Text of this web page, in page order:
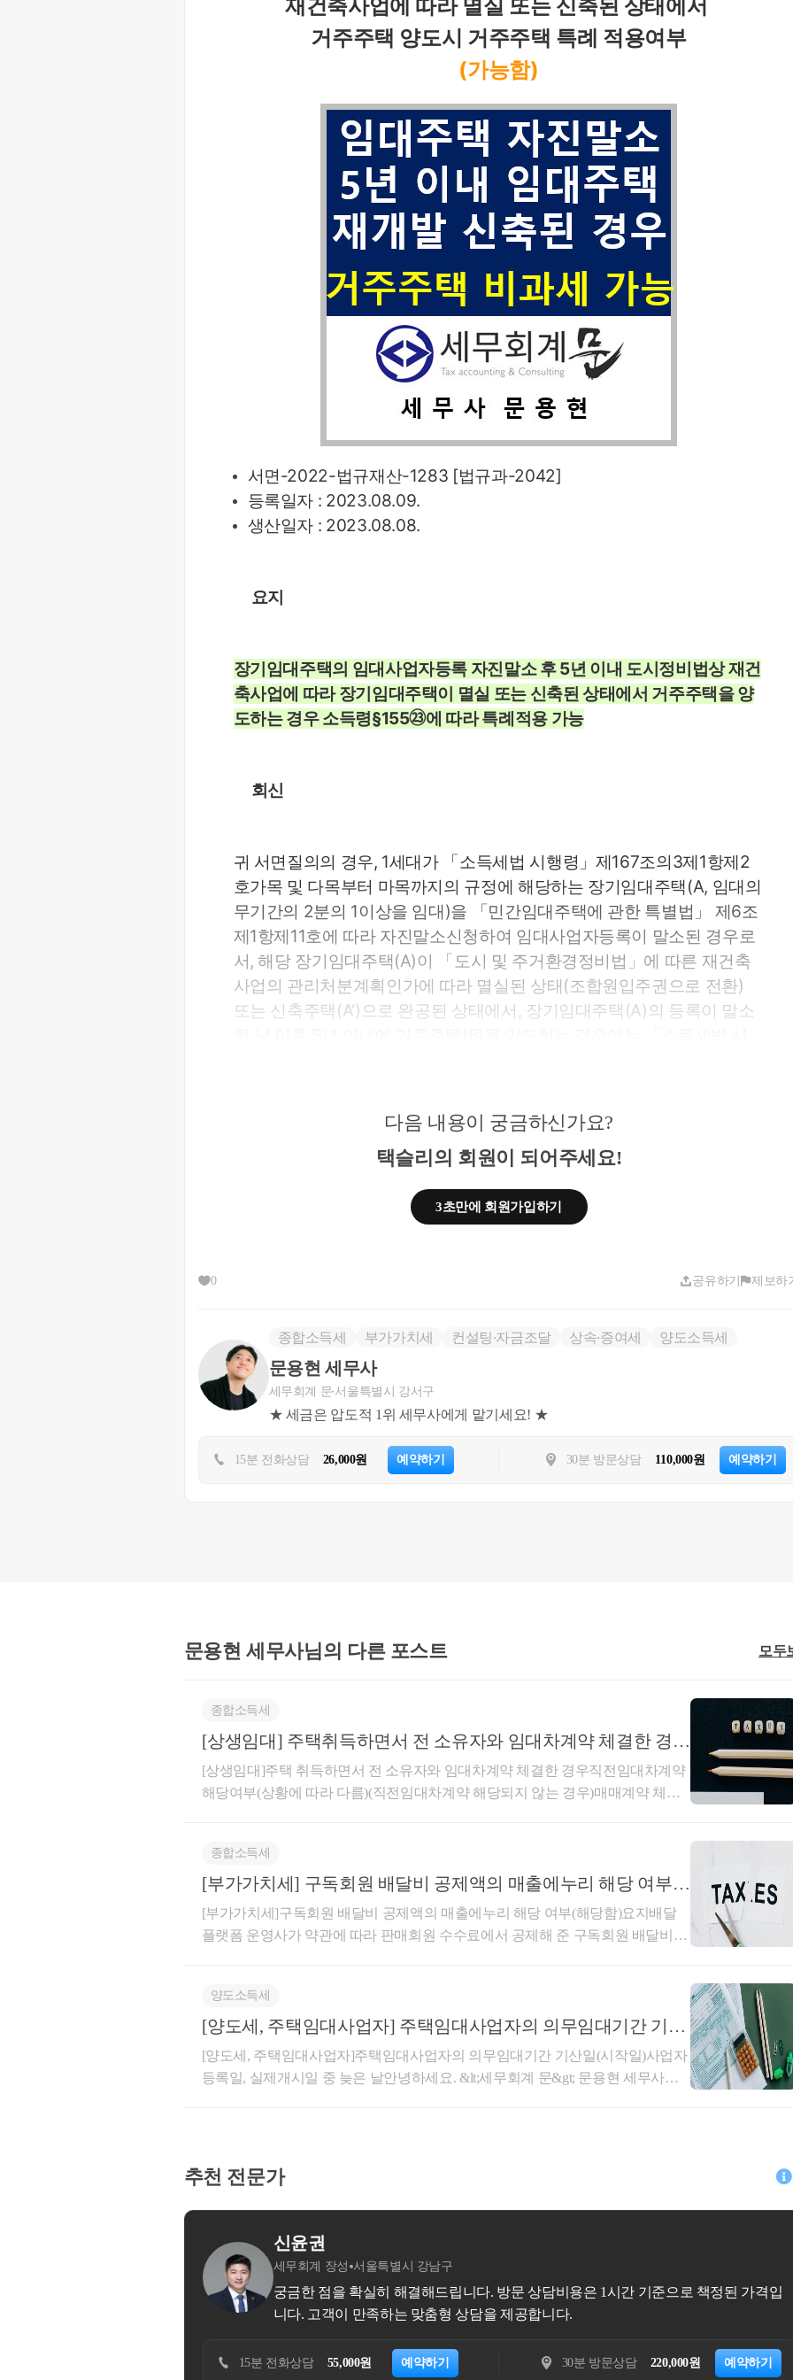
재건축사업에 따라 멸실 또는 신축된 상태에서
거주주택 양도시 거주주택 특례 적용여부
(가능함)
서면-2022-법규재산-1283 [법규과-2042]
등록일자 : 2023.08.09.
생산일자 : 2023.08.08.
요지
장기임대주택의 임대사업자등록 자진말소 후 5년 이내 도시정비법상 재건
축사업에 따라 장기임대주택이 멸실 또는 신축된 상태에서 거주주택을 양
도하는 경우 소득령§155㉓에 따라 특례적용 가능
회신
귀 서면질의의 경우, 1세대가 「소득세법 시행령」제167조의3제1항제2
호가목 및 다목부터 마목까지의 규정에 해당하는 장기임대주택(A, 임대의
무기간의 2분의 1이상을 임대)을 「민간임대주택에 관한 특별법」 제6조
제1항제11호에 따라 자진말소신청하여 임대사업자등록이 말소된 경우로
서, 해당 장기임대주택(A)이 「도시 및 주거환경정비법」에 따른 재건축
사업의 관리처분계획인가에 따라 멸실된 상태(조합원입주권으로 전환)
또는 신축주택(A‘)으로 완공된 상태에서, 장기임대주택(A)의 등록이 말소
1. 사실관계
○’09년 구 A주택 취득
○’17년 B주택 취득
＊ 소득령§155⑳의 거주주택 요건 충족 전제
○ ’18.3월 구 A주택 주택임대사업자등록(준공공, 8년)
- 이후 장기임대주택(A)이 멸실되거나 신축(준공)되더라도 자진말소일
특례가 적용되는지 여부
도움이 되셨길 바랍니다. 감사합니다.
좋은 하루 보내세요!
★ 전화상담 및 방문상담은 직접 02-6403-9250으로 전화를 주시거나
cta_moonyh@naver.com 으로 연락을 주시면 됩니다!
★ 주요 경력
- 전문가 플랫폼 '아하커넥츠' 상담 및 후기 1위 (약 500건 이상 상담)
- KB금융 콘텐츠 필진
- 한국경제필진
- 서울시 마을세무사
- ㈜현대중공업 세무기획팀
다음 내용이 궁금하신가요?
택슬리의 회원이 되어주세요!
3초만에 회원가입하기
0 공유하기 제보하
종합소득세 부가가치세 컨설팅∙자금조달 상속∙증여세 양도소득세
문용현 세무사
세무회계 문 서울특별시 강서구
★ 세금은 압도적 1위 세무사에게 맡기세요! ★
15분 전화상담 26,000원 예약하기 30분 방문상담 110,000원 예약하기
문용현 세무사님의 다른 포스트 모두
종합소득세
[상생임대] 주택취득하면서 전 소유자와 임대차계약 체결한 경우
직전임대차계약 해당여부(상황에 따라 다름)
[상생임대]주택 취득하면서 전 소유자와 임대차계약 체결한 경우직전임대차계약
해당여부(상황에 따라 다름)(직전임대차계약 해당되지 않는 경우)매매계약 체결
체결한 후 임대차계약을 체결한 경우로서 주택 취득일 이후 임대기간이 개시되더
라도 주택 취득(잔금 청산) 전에 임차인과 체결한 임대차계약은 직전임대차계약
에 해당하지 않는 것임답변내용귀 사전답변 신청의 사실관계와 같이,1세대가 주
택을 취득하는 매매계약 체결 이후주택 취득 전에 매수인이 임대인이 되고 전 소
유자(매도인)가 임차인이 되는 별도의 임대차계약을 체결하고 주택 취득과 동시
세법 시행령」 제155조의3제1항에 따른 직전임대차계약에 해당하는지 여부에 관
랍니다.○ 기획재정부 재산세제과-1440, 2022.11.17.주택 매매계약 체결한 후 임대
차계약을 체결한 경우로서 주택 취득일 이후 임대기간이 개시되는 경우 임대인이
주택 취득 전에 임차인과 작성한 임대차계약이 「소득세법 시행령」 제155조의3
차계약 체결 - 임대기간 : ’22.2.28. ~ ’24.2.27., 임대보증금 : 1,050백만원 * 특약사항
으로 매도인이 보증금 10.5억원에 2년간 전세 거주○ ’23.11.04. 2차 임대차계약 체
결 - 임대기간 : ’24.2.28. ~ ’26.2.27., 임대보증금 : 900백만원○ ’26.2.27. A주택 양도
예정2. 질의내용○매매계약 체결 이후 잔금 지급 전에 양수인이 임대인으로서 전
소유자(매도인)와 별도의 임대차계약을 체결하고 주택 취득과 동시에 임대차 기
간이 시작되어 실제 1년 6개월 이상을 임대한 경우, - 해당 계약이 상생임대주택
특례의 직전임대차계약에 해당하는지 여부(직전임대차계약 해당되는 경우)주택
을 취득하면서 해당 주택의 전 소유자와체결한 임대차 계약이 직전 임대차계약에
해당하는지 여부서면-2022-법규재산-4083 [법규과-3154]등록일자 : 2022.11.18.생
산일자 : 2022.11.02.요지주택을 취득하면서 해당 주택의 전 소유자와 체결한 임대
종합소득세
[부가가치세] 구독회원 배달비 공제액의 매출에누리 해당 여부
(해당함)
[부가가치세]구독회원 배달비 공제액의 매출에누리 해당 여부(해당함)요지배달
플랫폼 운영사가 약관에 따라 판매회원 수수료에서 공제해 준 구독회원 배달비
간의 주문･판매 거래를 중개･지원하고 판매회원으로부터 수수료를 지급받는 거
래로서, 판매회원과의 이용약관에 따라 판매회원에 청구할 수수료에서 구매회원
액은 용역 공급 조건에 따라 통상의 대가에서 직접 깎아주는 금액으로서 부가가
치세법 제29조 제5항 제1호의 ‘매출에누리’에 해당하여 질의법인의 부가가치세
서비스에 대한 대가로 판매회원으로부터 음식가격 대비 일정 요율의 서비스 이용
매회원으로부터 배달료를 수취하여 판매회원에게 전달] 및 Own Delivery(OD)의 2
가지 유형으로 구분됨○신청인은 구매회원이 월 0,000원(이하 ‘구독료’)을 지불하
면 당월 주문 중 건당 최소주문금액(00,000원)이상 주문에 대해 배달료(배달형태
불문)를 전액 할인받을 수 있는 멤버십제도를 운영함-신청인은 멤버십 이용자에
에게 부가가치세 과세대상 용역을 제공하는 것으로 보아,-구독료 수취 시점에부
양도소득세
[양도세, 주택임대사업자] 주택임대사업자의 의무임대기간 기산
일(사업자등록일, 실제개시일 중 늦은 날)
[양도세, 주택임대사업자]주택임대사업자의 의무임대기간 기산일(시작일)사업자
등록일, 실제개시일 중 늦은 날안녕하세요. &lt;세무회계 문&gt; 문용현 세무사입
터 계산하므로 기산일(시작일)을 파악하는 것이 아주 중요합니다. 단순히 사업자
등록일부터 기산하는 것이 아니기 때문에 잘못 판단하시면 주택임대사업자의 세
제혜택을 적용받지 못하실 수도 있습니다.민간임대주택법과 국세 세제혜택을 적
용받기 위한 의무임대기간 기산일은 아래와 같습니다.&lt;민감임대주택법 기산일
: ❶, ❷중 늦은 날&gt;❶ 지자체 임대사업자등록일❷ 실제 임대개시일&lt;국세 세
제혜택 기산일 : ❶,❷,❸ 중 늦은 날&gt;❶ 지자체 임대사업자등록일❷ 세무서 사
업자등록일❸ 실제 임대개시일국세(양도세 등)의 세제혜택을 받기 위한 국세 세
제혜택의 개시일이 절대적으로 중요할 것이므로 반드시 ❶,❷, ❸ 중 늦은 날로부
자 등록 이후 실제 임대개시가 늦었음에도 불구하고 지자체 주택임대사업자 8년
추천 전문가
립니다. 방문 상담비용은 1시간 기준으로 책정된 가격입
220,000원 예약하기
조우세무회계사무소
[주요 업무 분야 및 경력] - 세무조사 대응 : 대기업 및 중견기업 세
여세 전문 : 고액 자산가 자산 평가 및 맞춤형 상속·증여 절
15분 전화상담 예약하기 30분 방문상